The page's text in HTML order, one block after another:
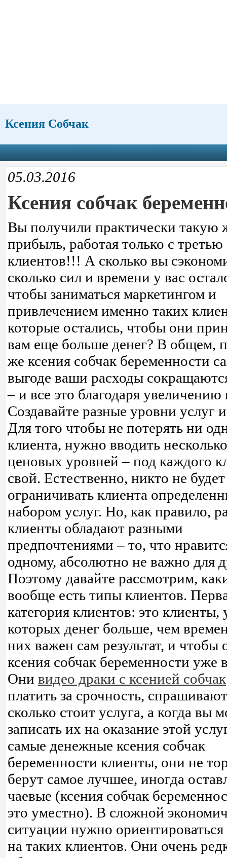
Ксения Собчак
05.03.2016
Ксения собчак
Вы получили практически такую
прибыль, работая только с
клиентов!!! А сколько вы
сколько сил и времени у вас
чтобы заниматься маркетингом и
привлечением именно таких
которые остались, чтобы они
вам еще больше денег? В общем,
же ксения собчак беременности
выгоде ваши расходы
– и все это благодаря
Создавайте разные уровни услуг
Для того чтобы не потерять ни
клиента, нужно вводить несколько
ценовых уровней – под каждого
свой. Естественно, никто не будет
ограничивать клиента
набором услуг. Но, как правило,
клиенты обладают разными
предпочтениями – то, что
одному, абсолютно не важно для
Поэтому давайте рассмотрим,
вообще есть типы клиентов.
категория клиентов: это клиенты,
которых денег больше, чем
них важен сам результат, и чтобы
ксения собчак беременности уже
Они видео драки с ксенией собчак
платить за срочность,
сколько стоит услуга, а когда вы
записать их на оказание этой
самые денежные ксения собчак
беременности клиенты, они не
берут самое лучшее, иногда
чаевые (ксения собчак
это уместно). В сложной
ситуации нужно
на таких клиентов. Они очень